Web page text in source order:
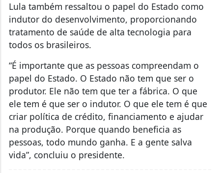
Lula também ressaltou o papel do Estado como
indutor do desenvolvimento, proporcionando
tratamento de saúde de alta tecnologia para
todos os brasileiros.
“É importante que as pessoas compreendam o
papel do Estado. O Estado não tem que ser o
produtor. Ele não tem que ter a fábrica. O que
ele tem é que ser o indutor. O que ele tem é que
criar política de crédito, financiamento e ajudar
na produção. Porque quando beneficia as
pessoas, todo mundo ganha. E a gente salva
vida”, concluiu o presidente.